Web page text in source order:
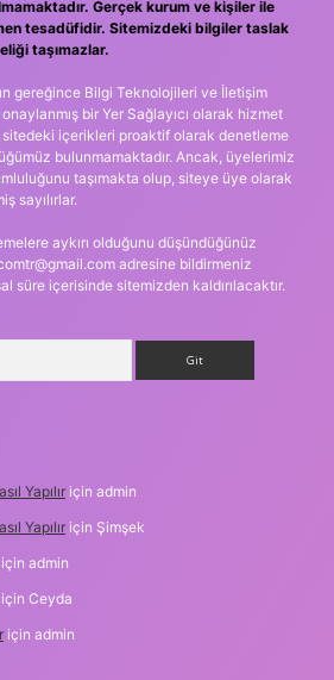
Gerçek kurum ve kişiler ile
tesadüfidir. Sitemizdeki bilgiler taslak
taşımazlar.
gereğince Bilgi Teknolojileri ve İletişim
bir Yer Sağlayıcı olarak hizmet
içerikleri proaktif olarak denetleme
bulunmamaktadır. Ancak, üyelerimiz
taşımakta olup, siteye üye olarak
sayılırlar.
aykırı olduğunu düşündüğünüz
adresine bildirmeniz
süre içerisinde sitemizden kaldırılacaktır.
Yapılır için admin
Yapılır için Şimşek
için admin
için Ceyda
için admin